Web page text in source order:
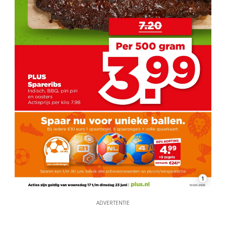
1
ADVERTENTIE